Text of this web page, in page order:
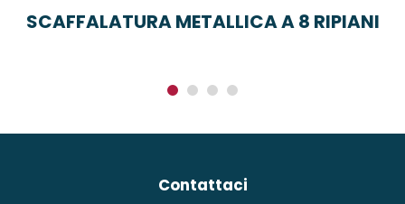
SCAFFALATURA METALLICA A 8 RIPIANI
Contattaci